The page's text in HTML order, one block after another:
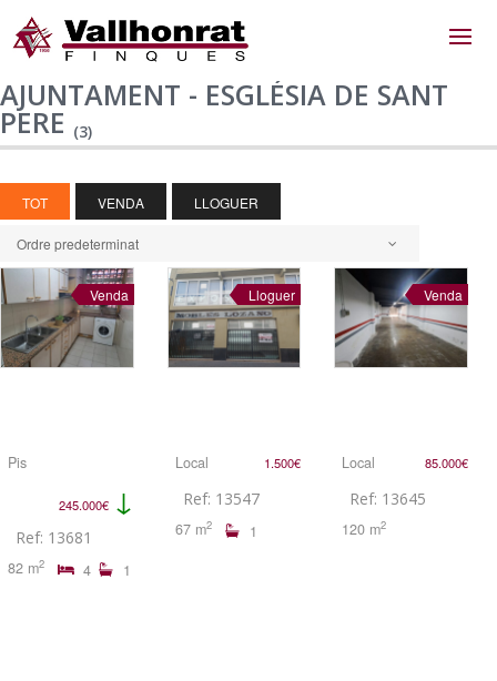
AJUNTAMENT - ESGLÉSIA DE SANT
PERE (3)
TOT VENDA LLOGUER
Ordre predeterminat
Venda
Pis
245.000€ ↓
Ref: 13681
82 m2 4 1
Lloguer
Local 1.500€
Ref: 13547
67 m2 1
Venda
Local 85.000€
Ref: 13645
120 m2